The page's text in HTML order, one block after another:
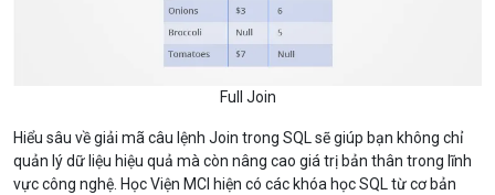
Full Join
Hiểu sâu về giải mã câu lệnh Join trong SQL sẽ giúp bạn không chỉ
quản lý dữ liệu hiệu quả mà còn nâng cao giá trị bản thân trong lĩnh
vực công nghệ. Học Viện MCI hiện có các khóa học SQL từ cơ bản